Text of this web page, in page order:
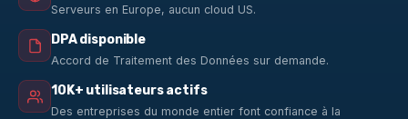
Serveurs en Europe, aucun cloud US.
DPA disponible
Accord de Traitement des Données sur demande.
10K+ utilisateurs actifs
Des entreprises du monde entier font confiance à la